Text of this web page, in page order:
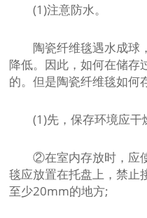
(1)注意防水。
陶瓷纤维毯遇水成球
降低。因此，如何在储存
的。但是陶瓷纤维毯如何
(1)先，保存环境应干
②在室内存放时，应使
毯应放置在托盘上，禁止
至少20mm的地方;